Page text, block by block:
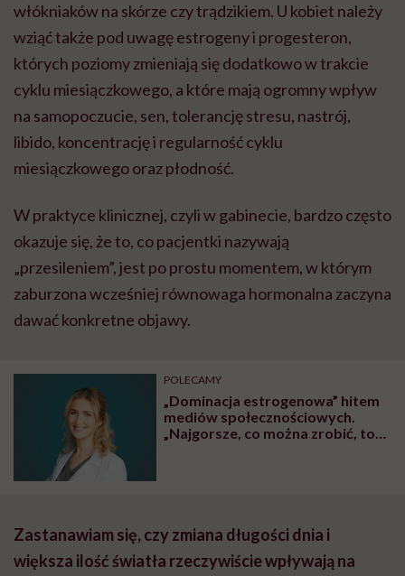
włókniaków na skórze czy trądzikiem. U kobiet należy
wziąć także pod uwagę estrogeny i progesteron,
których poziomy zmieniają się dodatkowo w trakcie
cyklu miesiączkowego, a które mają ogromny wpływ
na samopoczucie, sen, tolerancję stresu, nastrój,
libido, koncentrację i regularność cyklu
miesiączkowego oraz płodność.
W praktyce klinicznej, czyli w gabinecie, bardzo często
okazuje się, że to, co pacjentki nazywają
„przesileniem”, jest po prostu momentem, w którym
zaburzona wcześniej równowaga hormonalna zaczyna
dawać konkretne objawy.
POLECAMY
„Dominacja estrogenowa” hitem
mediów społecznościowych.
„Najgorsze, co można zrobić, to
Zastanawiam się, czy zmiana długości dnia i
większa ilość światła rzeczywiście wpływają na